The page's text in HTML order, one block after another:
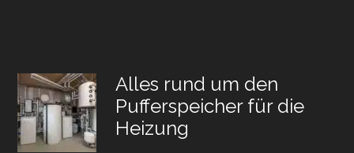
Alles rund um den
Pufferspeicher für die
Heizung